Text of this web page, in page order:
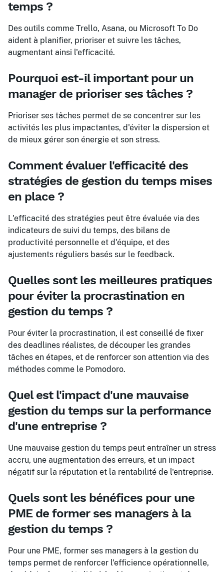
temps ?
Des outils comme Trello, Asana, ou Microsoft To Do
aident à planifier, prioriser et suivre les tâches,
augmentant ainsi l'efficacité.
Pourquoi est-il important pour un
manager de prioriser ses tâches ?
Prioriser ses tâches permet de se concentrer sur les
activités les plus impactantes, d'éviter la dispersion et
de mieux gérer son énergie et son stress.
Comment évaluer l'efficacité des
stratégies de gestion du temps mises
en place ?
L'efficacité des stratégies peut être évaluée via des
indicateurs de suivi du temps, des bilans de
productivité personnelle et d'équipe, et des
ajustements réguliers basés sur le feedback.
Quelles sont les meilleures pratiques
pour éviter la procrastination en
gestion du temps ?
Pour éviter la procrastination, il est conseillé de fixer
des deadlines réalistes, de découper les grandes
tâches en étapes, et de renforcer son attention via des
méthodes comme le Pomodoro.
Quel est l'impact d'une mauvaise
gestion du temps sur la performance
d'une entreprise ?
Une mauvaise gestion du temps peut entraîner un stress
accru, une augmentation des erreurs, et un impact
négatif sur la réputation et la rentabilité de l'entreprise.
Quels sont les bénéfices pour une
PME de former ses managers à la
gestion du temps ?
Pour une PME, former ses managers à la gestion du
temps permet de renforcer l'efficience opérationnelle,